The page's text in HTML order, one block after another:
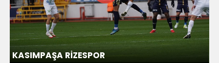
KASIMPAŞA RİZESPOR